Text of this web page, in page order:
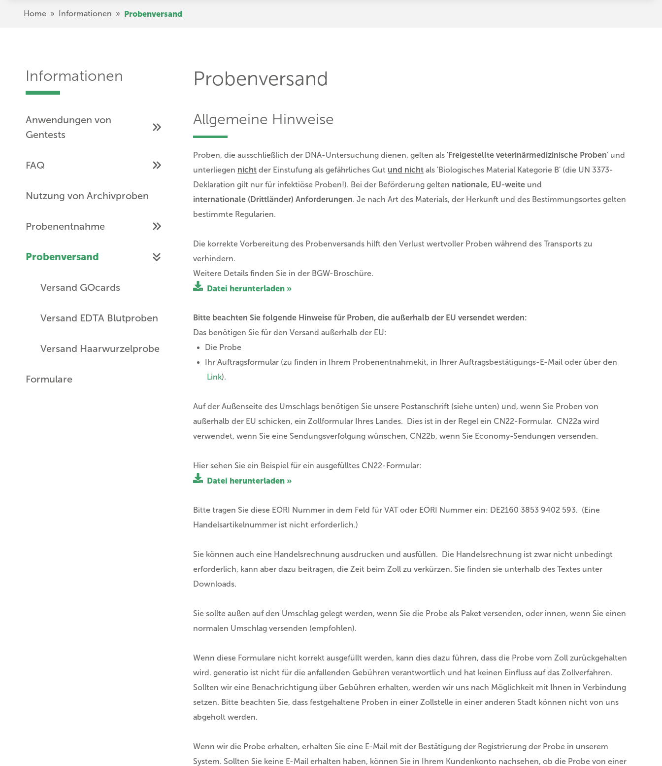
Home » Informationen » Probenversand
Informationen
Anwendungen von
Gentests
FAQ
Nutzung von Archivproben
Probenentnahme
Probenversand
Versand GOcards
Versand EDTA Blutproben
Versand Haarwurzelprobe
Formulare
Probenversand
Allgemeine Hinweise
Proben, die ausschließlich der DNA-Untersuchung dienen, gelten als 'Freigestellte veterinärmedizinische Proben' und
unterliegen nicht der Einstufung als gefährliches Gut und nicht als 'Biologisches Material Kategorie B' (die UN 3373-
Deklaration gilt nur für infektiöse Proben!). Bei der Beförderung gelten nationale, EU-weite und
internationale (Drittländer) Anforderungen. Je nach Art des Materials, der Herkunft und des Bestimmungsortes gelten
bestimmte Regularien.
Die korrekte Vorbereitung des Probenversands hilft den Verlust wertvoller Proben während des Transports zu
verhindern.
Weitere Details finden Sie in der BGW-Broschüre.
Datei herunterladen »
Bitte beachten Sie folgende Hinweise für Proben, die außerhalb der EU versendet werden:
Das benötigen Sie für den Versand außerhalb der EU:
Die Probe
Ihr Auftragsformular (zu finden in Ihrem Probenentnahmekit, in Ihrer Auftragsbestätigungs-E-Mail oder über den
Link).
Auf der Außenseite des Umschlags benötigen Sie unsere Postanschrift (siehe unten) und, wenn Sie Proben von
außerhalb der EU schicken, ein Zollformular Ihres Landes. Dies ist in der Regel ein CN22-Formular. CN22a wird
verwendet, wenn Sie eine Sendungsverfolgung wünschen, CN22b, wenn Sie Economy-Sendungen versenden.
Hier sehen Sie ein Beispiel für ein ausgefülltes CN22-Formular:
Datei herunterladen »
Bitte tragen Sie diese EORI Nummer in dem Feld für VAT oder EORI Nummer ein: DE2160 3853 9402 593. (Eine
Handelsartikelnummer ist nicht erforderlich.)
Sie können auch eine Handelsrechnung ausdrucken und ausfüllen. Die Handelsrechnung ist zwar nicht unbedingt
erforderlich, kann aber dazu beitragen, die Zeit beim Zoll zu verkürzen. Sie finden sie unterhalb des Textes unter
Downloads.
Sie sollte außen auf den Umschlag gelegt werden, wenn Sie die Probe als Paket versenden, oder innen, wenn Sie einen
normalen Umschlag versenden (empfohlen).
Wenn diese Formulare nicht korrekt ausgefüllt werden, kann dies dazu führen, dass die Probe vom Zoll zurückgehalten
wird. generatio ist nicht für die anfallenden Gebühren verantwortlich und hat keinen Einfluss auf das Zollverfahren.
Sollten wir eine Benachrichtigung über Gebühren erhalten, werden wir uns nach Möglichkeit mit Ihnen in Verbindung
setzen. Bitte beachten Sie, dass festgehaltene Proben in einer Zollstelle in einer anderen Stadt können nicht von uns
abgeholt werden.
Wenn wir die Probe erhalten, erhalten Sie eine E-Mail mit der Bestätigung der Registrierung der Probe in unserem
System. Sollten Sie keine E-Mail erhalten haben, können Sie in Ihrem Kundenkonto nachsehen, ob die Probe von einer